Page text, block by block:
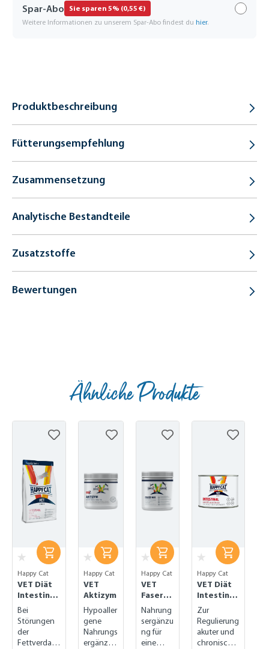
Spar-Abo Sie sparen 5% (0,55 €)
Weitere Informationen zu unserem Spar-Abo findest du hier.
Produktbeschreibung
Fütterungsempfehlung
Zusammensetzung
Analytische Bestandteile
Zusatzstoffe
Bewertungen
Ähnliche Produkte
Happy Cat
VET Diät
Intestinal
Low Fat
trocken
Bei
Störungen
der
Fettverdauu
Happy Cat
VET
Aktizym
Hypoaller
gene
Nahrungs
ergänzun
Happy Cat
VET
Faser
Mix
Nahrung
sergänzu
ng für
eine
Happy Cat
VET Diät
Intestinal
nass
Zur
Regulierung
akuter und
chronischer